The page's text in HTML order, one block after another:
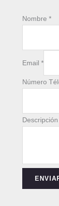
Nombre *
*
Email *
Número